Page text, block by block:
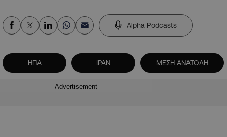
Alpha Podcasts
ΗΠΑ ΙΡΑΝ ΜΕΣΗ ΑΝΑΤΟΛΗ
Advertisement